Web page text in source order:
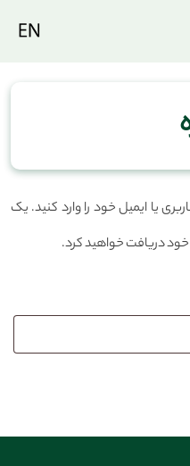
یا ایمیل خود را وارد کنید. یک
خود دریافت خواهید کرد.